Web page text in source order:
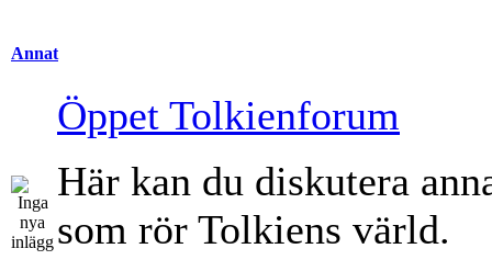
Annat
Öppet Tolkienforum
Här kan du diskutera
som rör Tolkiens värld.